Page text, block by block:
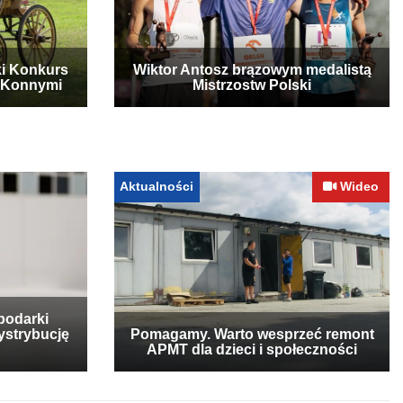
Konkurs
Wiktor Antosz brązowym medalistą
Mistrzostw Polski
Aktualności Wideo
Pomagamy. Warto wesprzeć remont
APMT dla dzieci i społeczności